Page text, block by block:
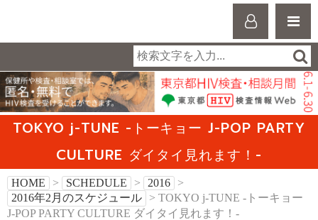
TOKYO j-TUNE -トーキョー J-POP PARTY
CULTURE ダイタイ見れます！-
HOME > SCHEDULE > 2016
>
2016年2月のスケジュール
> TOKYO j-TUNE -トーキョー
J-POP PARTY CULTURE ダイタイ見れます！-